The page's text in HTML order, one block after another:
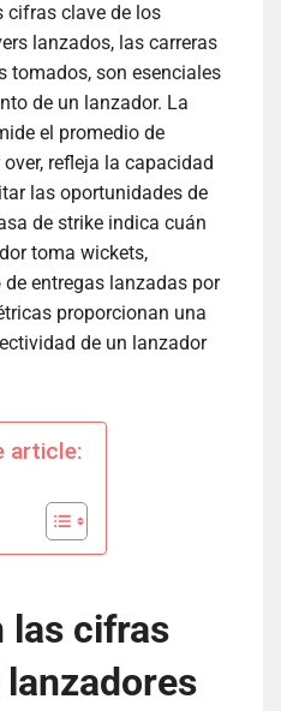
cifras clave de los
lanzados, las carreras
tomados, son esenciales
de un lanzador. La
el promedio de
refleja la capacidad
las oportunidades de
de strike indica cuán
toma wickets,
entregas lanzadas por
proporcionan una
de un lanzador
article:
las cifras